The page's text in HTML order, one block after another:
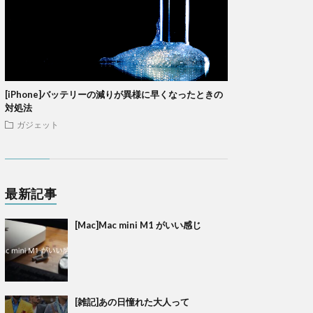
[iPhone]バッテリーの減りが異様に早くなったときの
対処法
ガジェット
最新記事
[Mac]Mac mini M1 がいい感じ
[雑記]あの日憧れた大人って